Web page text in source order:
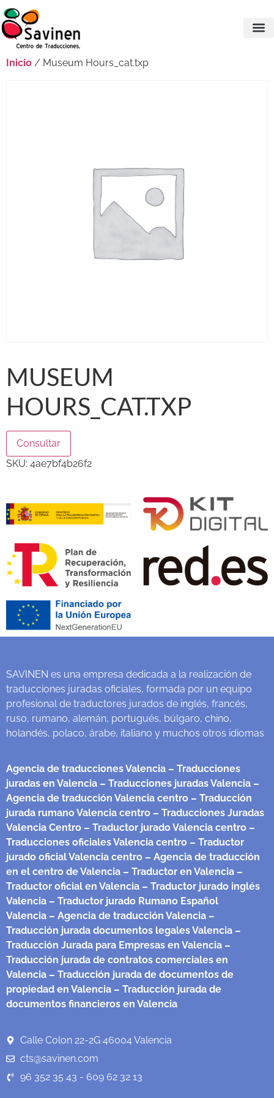
Inicio / Museum Hours_cat.txp
MUSEUM
HOURS_CAT.TXP
Consultar
SKU: 4ae7bf4b26f2
SAVINEN es una empresa dedicada a la realización de
traducciones juradas oficiales, formada por un equipo
profesional de traductores jurados de inglés, francés,
ruso, rumano, alemán, portugués, búlgaro, chino,
holandés, polaco, árabe, italiano y muchos otros idiomas
Agencia de traducciones Valencia – Traducciones
juradas en Valencia – Traducciones juradas Valencia –
Agencia de traducción Valencia centro – Traducción
jurada rumano Valencia centro – Traducciones Juradas
Valencia Centro – Traductor jurado Valencia centro –
Traducciones oficiales Valencia centro – Traductor
jurado oficial Valencia centro – Agencia de traducción
en el centro de Valencia – Traductor en Valencia –
Traductor oficial en Valencia – Traductor jurado inglés
Valencia – Traductor jurado Rumano Español
Valencia – Agencia de traducción Valencia –
Traducción jurada documentos legales Valencia –
Traducción Jurada para Empresas en Valencia –
Traducción jurada de contratos comerciales en
Valencia – Traducción jurada de documentos de
propiedad en Valencia – Traducción jurada de
documentos financieros en Valencia
Calle Colon 22-2G 46004 Valencia
cts@savinen.com
96 352 35 43 - 609 62 32 13